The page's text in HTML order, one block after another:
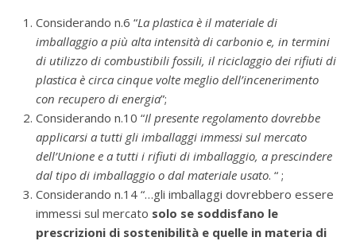
Considerando n.6 “La plastica è il materiale di
imballaggio a più alta intensità di carbonio e, in termini
di utilizzo di combustibili fossili, il riciclaggio dei rifiuti di
plastica è circa cinque volte meglio dell’incenerimento
con recupero di energia”;
Considerando n.10 “Il presente regolamento dovrebbe
applicarsi a tutti gli imballaggi immessi sul mercato
dell’Unione e a tutti i rifiuti di imballaggio, a prescindere
dal tipo di imballaggio o dal materiale usato. “ ;
Considerando n.14 “…gli imballaggi dovrebbero essere
immessi sul mercato solo se soddisfano le
prescrizioni di sostenibilità e quelle in materia di